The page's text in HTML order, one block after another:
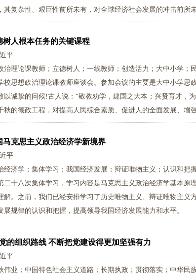
其复杂性、艰巨性前所未有，对全球经济社会发展的冲击前所未
树人根本任务的关键课程
平
治理论课教师；立德树人；一线教师；创造活力；大中小学；
校思想政治理论课教师座谈会。参加会议的主要是大中小学思
以诚挚的问候!古人说：“敬教劝学，建国之大本；兴贤育才，
秋的德政工程，对提高人民综合素质、促进人的全面发展、增
马克思主义政治经济学新境界
平
经济学；集体学习；我国经济发展；辩证唯物主义；认识和把
二十八次集体学习，学习内容是马克思主义政治经济学基本原
解。之前，我们已经安排学习了历史唯物主义、辩证唯物主义
规律的认识和把握，提高领导我国经济发展能力和水平。
的组织路线 不断把党建设得更加坚强有力
平
伟业；中国特色社会主义道路；长期执政；贯彻落实；中华民